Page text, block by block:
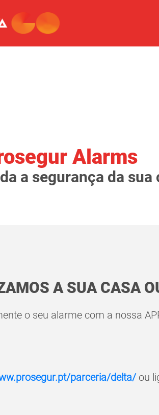
Alarms
a segurança da sua
A SUA CASA
o seu alarme com a nossa
parceria/delta/ou